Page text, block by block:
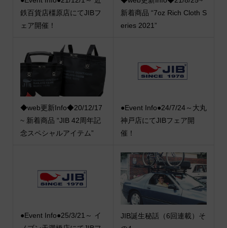
鉄百貨店橿原店にてJIBフ
ェア開催！
新着商品 “7oz Rich Cloth S
eries 2021”
◆web更新Info◆20/12/17
~ 新着商品 “JIB 42周年記
念スペシャルアイテム”
●Event Info●24/7/24～大丸
神戸店にてJIBフェア開
催！
●Event Info●25/3/21～ イ
JIB誕生秘話（6回連載）そ